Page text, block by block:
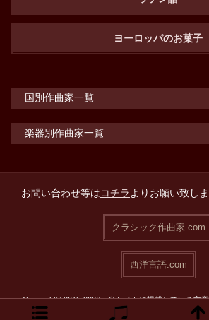
ヨーロッパのお菓子
国別作曲家一覧
楽器別作曲家一覧
お問い合わせ等はコチラよりお願い致しま
クラシック作曲家.com
西洋言語.com
Copyright© 2015-2026 当サイトに掲載している文